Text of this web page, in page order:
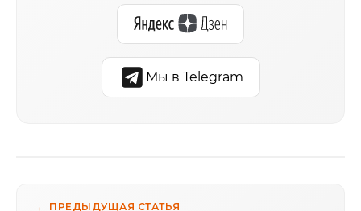
Мы в Telegram
← ПРЕДЫДУЩАЯ СТАТЬЯ